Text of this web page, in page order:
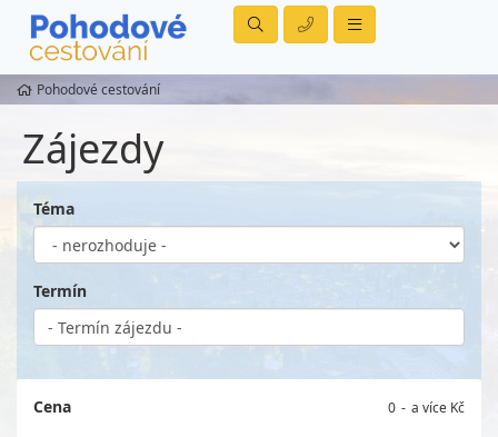
Pohodové cestování
Zájezdy
Téma
Termín
Cena 0 a více Kč